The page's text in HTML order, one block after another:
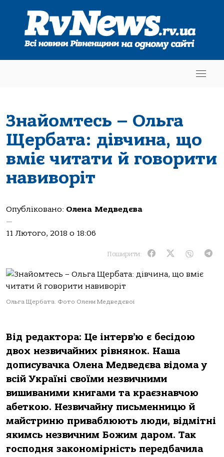
Знайомтесь – Ольга
Щербата: дівчина, що
вміє читати й говорити
навиворіт
Опубліковано: Олена Медведєва
—
11 Лютого, 2018 о 18:06
Поширити:
Ольга Щербата. Фото Олени Медведєвої
Від редактора: Це інтерв’ю є бесідою
двох незвичайних рівнянок. Наша
дописувачка Олена Медведєва відома у
всій Україні своїми незвичними
вишиваними книгами та краєзнавчою
абеткою. Незвичайну письменницю й
майстриню приваблюють люди, відмітні
якимсь незвичним Божим даром. Так
господня закономірність передбачила